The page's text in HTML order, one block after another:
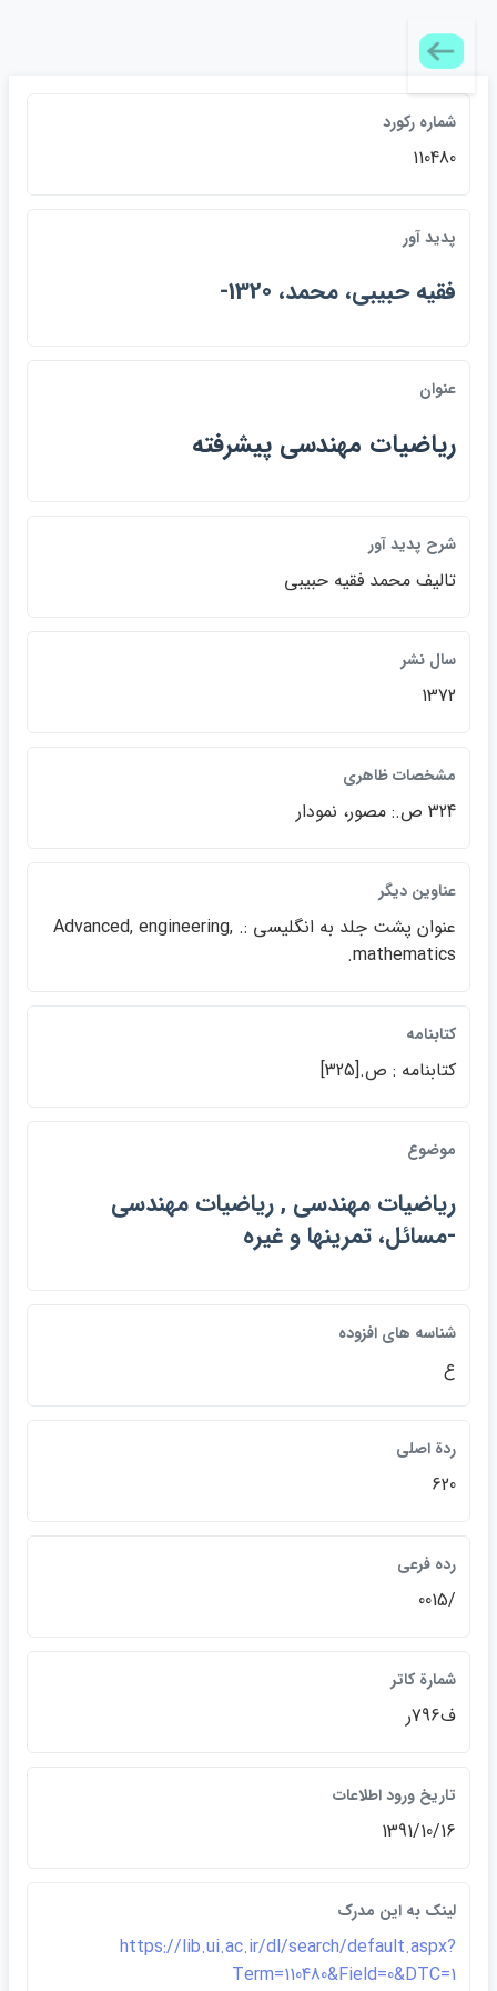
شماره ركورد
110480
پديد آور
فقيه حبيبي، محمد، 1320-
عنوان
رياضيات مهندسي پيشرفته
شرح پديد آور
تاليف محمد فقيه حبيبي
سال نشر
1372
مشخصات ظاهري
324 ص.: مصور، نمودار
عناوين ديگر
عنوان پشت جلد به انگليسي :. Advanced, engineering,
mathematics.
كتابنامه
كتابنامه : ص.[325]
موضوع
رياضيات مهندسي , رياضيات مهندسي
-مسائل، تمرينها و غيره
شناسه هاي افزوده
ع
ردة اصلي
620
رده فرعي
/0015
شمارة كاتر
ف796ر
تاريخ ورود اطلاعات
1391/10/16
لينک به اين مدرک
https://lib.ui.ac.ir/dl/search/default.aspx?
Term=110480&Field=0&DTC=1